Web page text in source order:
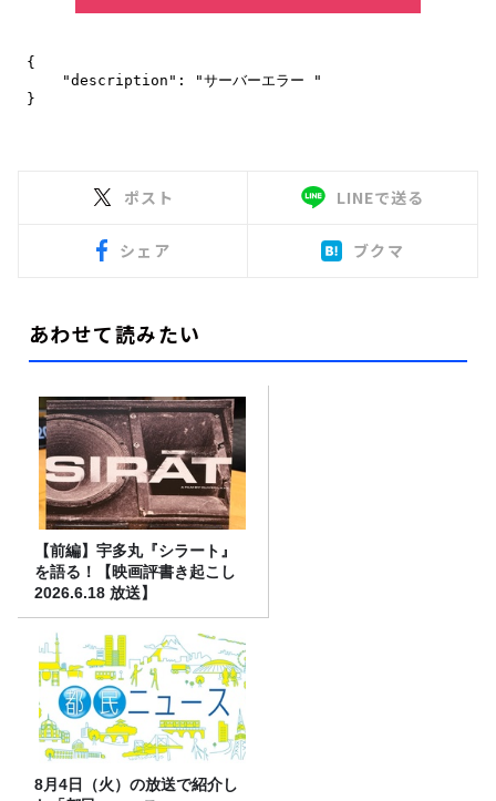
ポスト LINEで送る
シェア ブクマ
あわせて読みたい
【前編】宇多丸『シラート』
を語る！【映画評書き起こし
2026.6.18 放送】
8月4日（火）の放送で紹介し